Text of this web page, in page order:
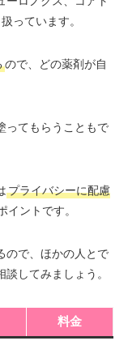
っています。
ので、どの薬剤が自
ってもらうこともで
プライバシーに配慮
イントです。
ので、ほかの人とで
してみましょう。
料金